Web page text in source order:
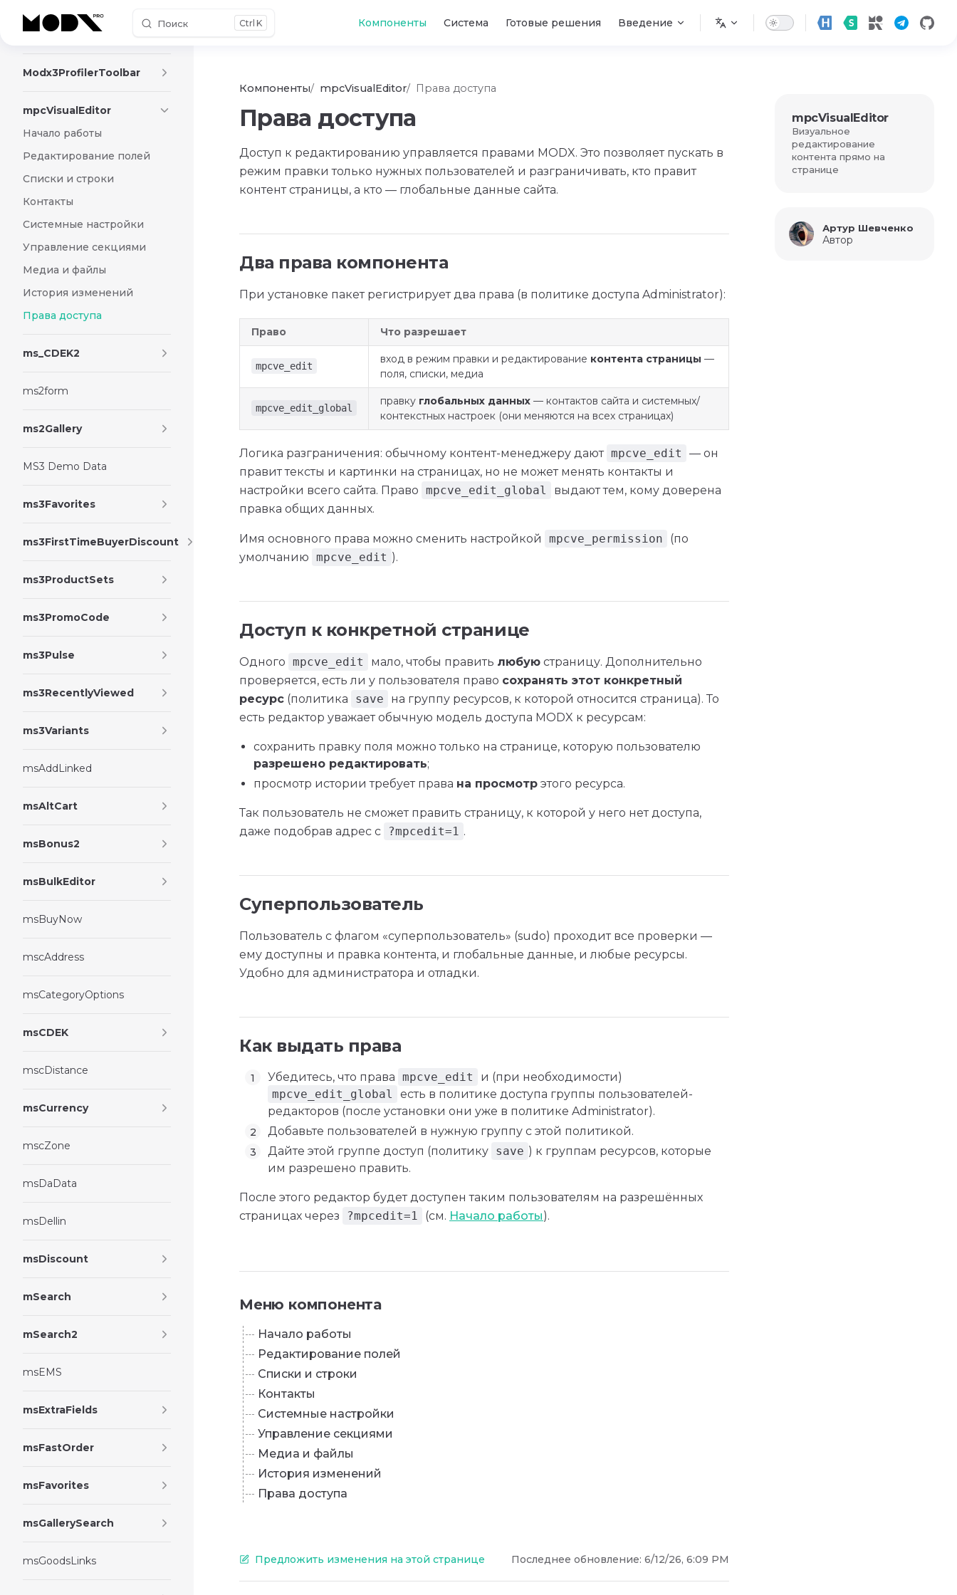
Skip to content Поиск K Компоненты Система Готовые решения Введение
ModTree
Modx3ProfilerToolbar
mpcVisualEditor
Начало работы
Редактирование полей
Списки и строки
Контакты
Системные настройки
Управление секциями
Медиа и файлы
История изменений
Права доступа
ms_CDEK2
ms2form
ms2Gallery
MS3 Demo Data
ms3Favorites
ms3FirstTimeBuyerDiscount
ms3ProductSets
ms3PromoCode
ms3Pulse
ms3RecentlyViewed
ms3Variants
msAddLinked
msAltCart
msBonus2
msBulkEditor
msBuyNow
mscAddress
msCategoryOptions
msCDEK
mscDistance
msCurrency
mscZone
msDaData
msDellin
msDiscount
mSearch
mSearch2
msEMS
msExtraFields
msFastOrder
msFavorites
msGallerySearch
msGoodsLinks
mpcVisualEditor
Визуальное
редактирование
контента прямо на
странице
Артур Шевченко
Автор
Компоненты mpcVisualEditor Права доступа
Права доступа
Доступ к редактированию управляется правами MODX. Это позволяет пускать в
режим правки только нужных пользователей и разграничивать, кто правит
контент страницы, а кто — глобальные данные сайта.
Два права компонента
При установке пакет регистрирует два права (в политике доступа Administrator):
Право Что разрешает
mpcve_edit
вход в режим правки и редактирование контента страницы —
поля, списки, медиа
mpcve_edit_global
правку глобальных данных — контактов сайта и системных/
контекстных настроек (они меняются на всех страницах)
Логика разграничения: обычному контент-менеджеру дают mpcve_edit
— он
правит тексты и картинки на страницах, но не может менять контакты и
настройки всего сайта. Право mpcve_edit_global
выдают тем, кому доверена
правка общих данных.
Имя основного права можно сменить настройкой mpcve_permission
(по
умолчанию mpcve_edit ).
Доступ к конкретной странице
Одного mpcve_edit мало, чтобы править любую страницу. Дополнительно
проверяется, есть ли у пользователя право сохранять этот конкретный
ресурс (политика save
на группу ресурсов, к которой относится страница). То
есть редактор уважает обычную модель доступа MODX к ресурсам:
сохранить правку поля можно только на странице, которую пользователю
разрешено редактировать;
просмотр истории требует права на просмотр этого ресурса.
Так пользователь не сможет править страницу, к которой у него нет доступа,
даже подобрав адрес с
?mpcedit=1 .
Суперпользователь
Пользователь с флагом «суперпользователь» (sudo) проходит все проверки —
ему доступны и правка контента, и глобальные данные, и любые ресурсы.
Удобно для администратора и отладки.
Как выдать права
Убедитесь, что права mpcve_edit
и (при необходимости)
mpcve_edit_global
есть в политике доступа группы пользователей-
редакторов (после установки они уже в политике Administrator).
Добавьте пользователей в нужную группу с этой политикой.
Дайте этой группе доступ (политику save ) к группам ресурсов, которые
им разрешено править.
После этого редактор будет доступен таким пользователям на разрешённых
страницах через
?mpcedit=1 (см. Начало работы).
Меню компонента
Начало работы
Редактирование полей
Списки и строки
Контакты
Системные настройки
Управление секциями
Медиа и файлы
История изменений
Права доступа
Предложить изменения на этой странице Последнее обновление: 6/12/26, 6:09 PM